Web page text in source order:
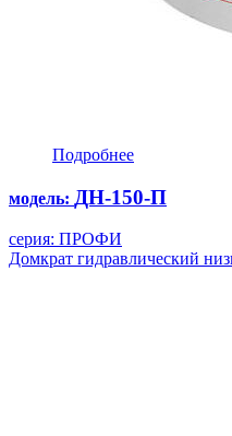
Подробнее
модель: ДН-150-П
серия: ПРОФИ
Домкрат гидравлический